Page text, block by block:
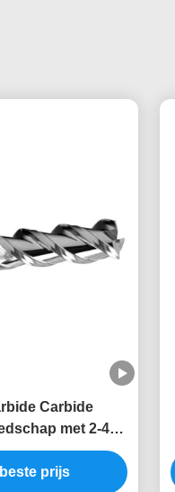
Carbide
met 2-4
45-60°
prijs